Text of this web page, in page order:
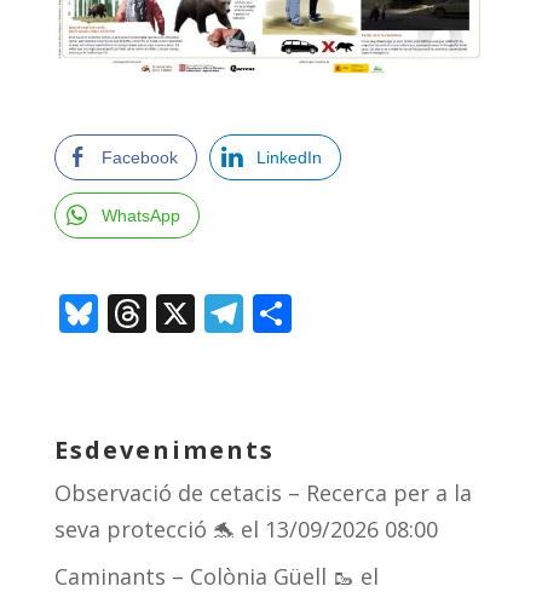
Facebook LinkedIn
WhatsApp
Bl
sk
y
T
d
s
X T
gr
a
m
C
te
ix
Esdeveniments
Observació de cetacis – Recerca per a la
seva protecció 🐬 el 13/09/2026 08:00
Caminants – Colònia Güell 🥾 el